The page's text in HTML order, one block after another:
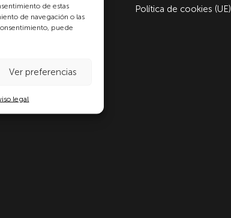
de estas
de navegación o las
puede
Ver preferencias
legal
Política de cookies (UE)